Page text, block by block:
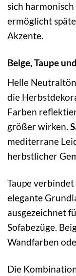
sich
ermöglicht
Akzente.
Beige, Taupe
Helle
die
Farben
größer wirken.
mediterrane
herbstlicher
Taupe
elegante
ausgezeichnet
Sofabezüge.
Wandfarben
Die